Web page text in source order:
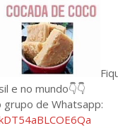
e no mundo👇👇
de Whatsapp: